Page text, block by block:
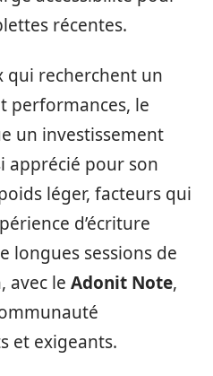
récentes.
qui recherchent un
performances, le
un investissement
apprécié pour son
léger, facteurs qui
d’écriture
longues sessions de
avec le Adonit Note,
et exigeants.